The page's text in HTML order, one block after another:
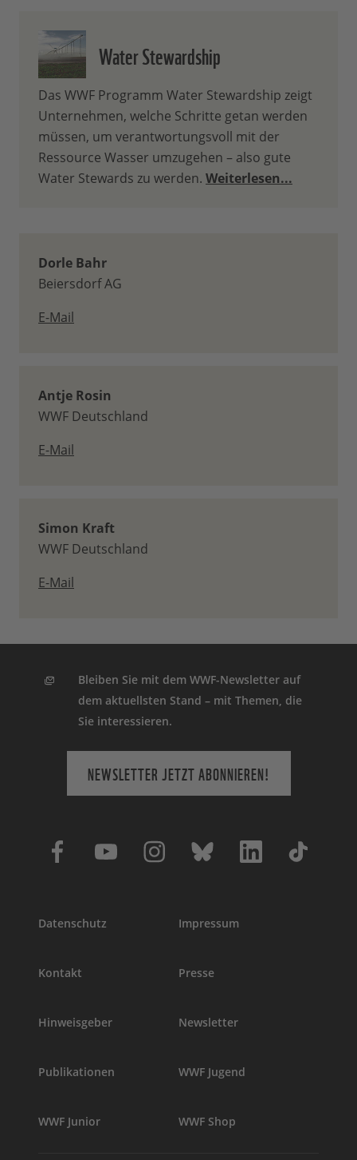
Water Stewardship
Das WWF Programm Water Stewardship zeigt
Unternehmen, welche Schritte getan werden
müssen, um verantwortungsvoll mit der
Ressource Wasser umzugehen – also gute
Water Stewards zu werden. Weiterlesen...
Dorle Bahr
Beiersdorf AG
E-Mail
Antje Rosin
WWF Deutschland
E-Mail
Simon Kraft
WWF Deutschland
E-Mail
Bleiben Sie mit dem WWF-Newsletter auf
dem aktuellsten Stand – mit Themen, die
Sie interessieren.
NEWSLETTER JETZT ABONNIEREN!
Datenschutz Impressum
Kontakt Presse
Hinweisgeber Newsletter
Publikationen WWF Jugend
WWF Junior WWF Shop